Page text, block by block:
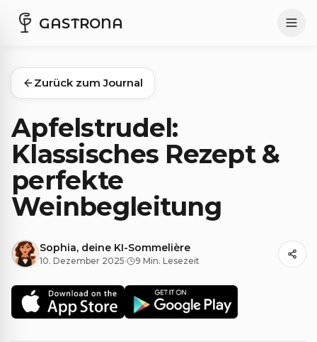
GASTRONA
Zurück zum Journal
Apfelstrudel:
Klassisches Rezept &
perfekte
Weinbegleitung
Sophia, deine KI-Sommelière
10. Dezember 2025· 9 Min. Lesezeit